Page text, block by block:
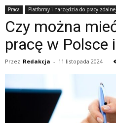
Praca Platformy i narzędzia do pracy
Czy można
pracę w Polsce
Przez Redakcja - 11 listopada 2024